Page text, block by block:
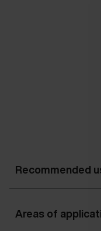
Recommended
Areas of